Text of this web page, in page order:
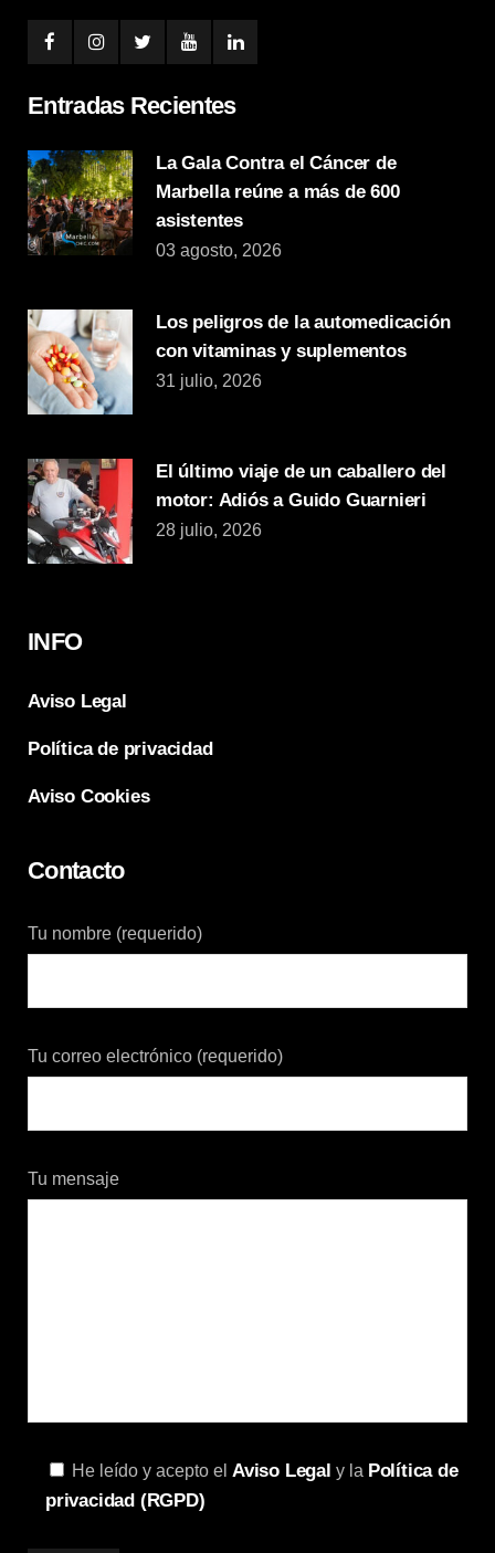
Entradas Recientes
La Gala Contra el Cáncer de
Marbella reúne a más de 600
asistentes
03 agosto, 2026
Los peligros de la automedicación
con vitaminas y suplementos
31 julio, 2026
El último viaje de un caballero del
motor: Adiós a Guido Guarnieri
28 julio, 2026
INFO
Aviso Legal
Política de privacidad
Aviso Cookies
Contacto
Tu nombre (requerido)
Tu correo electrónico (requerido)
Tu mensaje
He leído y acepto el Aviso Legal y la Política de
privacidad (RGPD)